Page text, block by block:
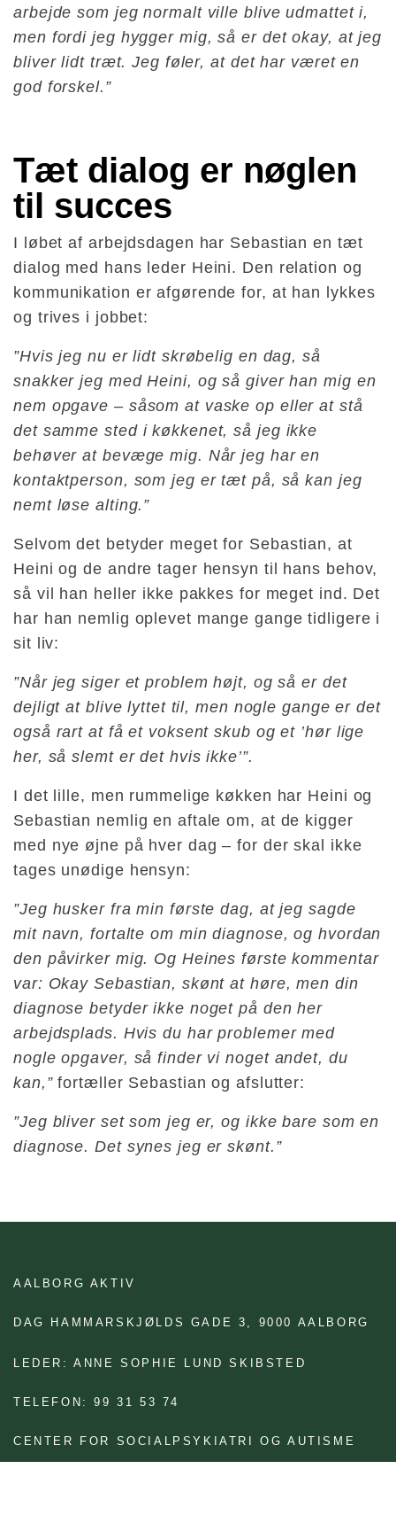
arbejde som jeg normalt ville blive udmattet i,
men fordi jeg hygger mig, så er det okay, at jeg
bliver lidt træt. Jeg føler, at det har været en
god forskel.”
Tæt dialog er nøglen
til succes
I løbet af arbejdsdagen har Sebastian en tæt
dialog med hans leder Heini. Den relation og
kommunikation er afgørende for, at han lykkes
og trives i jobbet:
”Hvis jeg nu er lidt skrøbelig en dag, så
snakker jeg med Heini, og så giver han mig en
nem opgave – såsom at vaske op eller at stå
det samme sted i køkkenet, så jeg ikke
behøver at bevæge mig. Når jeg har en
kontaktperson, som jeg er tæt på, så kan jeg
nemt løse alting.”
Selvom det betyder meget for Sebastian, at
Heini og de andre tager hensyn til hans behov,
så vil han heller ikke pakkes for meget ind. Det
har han nemlig oplevet mange gange tidligere i
sit liv:
”Når jeg siger et problem højt, og så er det
dejligt at blive lyttet til, men nogle gange er det
også rart at få et voksent skub og et ’hør lige
her, så slemt er det hvis ikke’”.
I det lille, men rummelige køkken har Heini og
Sebastian nemlig en aftale om, at de kigger
med nye øjne på hver dag – for der skal ikke
tages unødige hensyn:
”Jeg husker fra min første dag, at jeg sagde
mit navn, fortalte om min diagnose, og hvordan
den påvirker mig. Og Heines første kommentar
var: Okay Sebastian, skønt at høre, men din
diagnose betyder ikke noget på den her
arbejdsplads. Hvis du har problemer med
nogle opgaver, så finder vi noget andet, du
kan,”fortæller Sebastian og afslutter:
”Jeg bliver set som jeg er, og ikke bare som en
diagnose. Det synes jeg er skønt.”
AALBORG AKTIV
DAG HAMMARSKJØLDS GADE 3, 9000 AALBORG
LEDER: ANNE SOPHIE LUND SKIBSTED
TELEFON: 99 31 53 74
CENTER FOR SOCIALPSYKIATRI OG AUTISME